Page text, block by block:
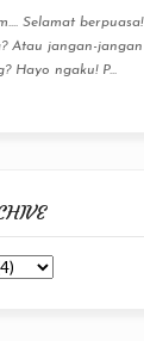
Selamat berpuasa!
Atau jangan-jangan
Hayo ngaku! P...